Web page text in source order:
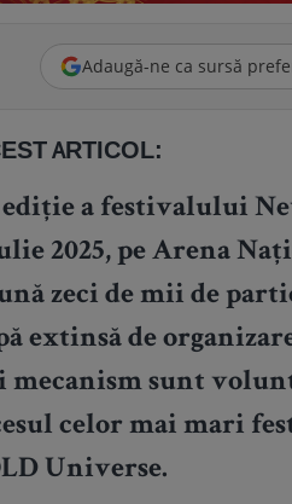
Adaugă-ne ca sursă
ARTICOL:
a festivalului
2025, pe Arena
zeci de mii de
extinsă de
mecanism sunt
celor mai mari
Universe.